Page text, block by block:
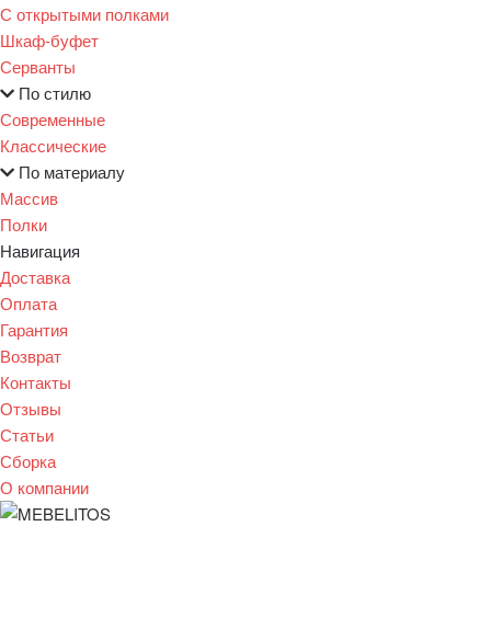
С открытыми полками
Шкаф-буфет
Серванты
По стилю
Современные
Классические
По материалу
Массив
Полки
Навигация
Доставка
Оплата
Гарантия
Возврат
Контакты
Отзывы
Статьи
Сборка
О компании